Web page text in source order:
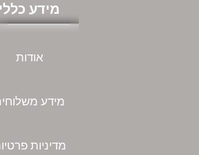
מידע כללי
אודות
מידע
מדיניות